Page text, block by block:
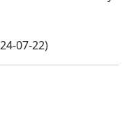
07-22)